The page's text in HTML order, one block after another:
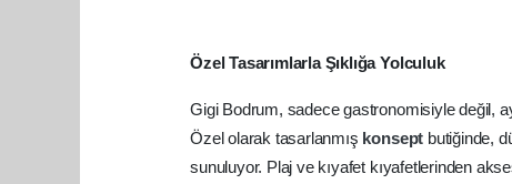
Özel Tasarımlarla Şıklığa Yolculuk
Gigi Bodrum, sadece gastronomisiyle değil,
Özel olarak tasarlanmış konsept butiğinde,
sunuluyor. Plaj ve kıyafet kıyafetlerinden